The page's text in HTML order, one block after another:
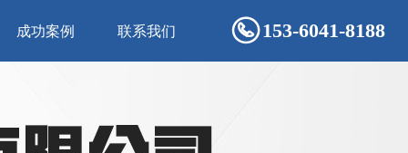
成功案例 联系我们 153-6041-8188